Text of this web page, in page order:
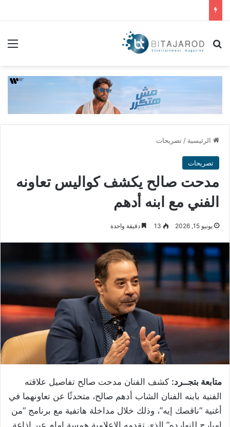
بحث عن
الرئيسية / تصريحات
تصريحات
مدحت صالح يكشف كواليس تعاونه
الفني مع ابنه أدهم
يونيو 15, 2026 13 دقيقة واحدة
متابعة بتجــرد: كشف الفنان مدحت صالح تفاصيل علاقته
الفنية بابنه الفنان الشاب أدهم صالح، متحدثًا عن تعاونهما في
أغنية “ناقصك إيه”، وذلك خلال مداخلة هاتفية مع برنامج “من